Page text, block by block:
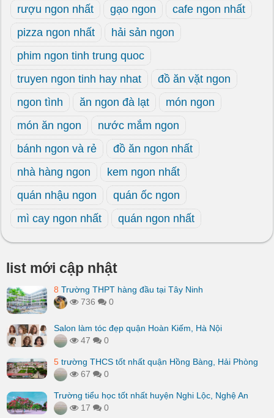
rượu ngon nhất
gạo ngon
cafe ngon nhất
pizza ngon nhất
hải sản ngon
phim ngon tinh trung quoc
truyen ngon tinh hay nhat
đồ ăn vặt ngon
ngon tình
ăn ngon đà lạt
món ngon
món ăn ngon
nước mắm ngon
bánh ngon và rẻ
đồ ăn ngon nhất
nhà hàng ngon
kem ngon nhất
quán nhậu ngon
quán ốc ngon
mì cay ngon nhất
quán ngon nhất
list mới cập nhật
8 Trường THPT hàng đầu tại Tây Ninh
736
0
Salon làm tóc đẹp quận Hoàn Kiếm, Hà Nội
47
0
5 trường THCS tốt nhất quận Hồng Bàng, Hải Phòng
67
0
Trường tiểu học tốt nhất huyện Nghi Lộc, Nghệ An
17
0